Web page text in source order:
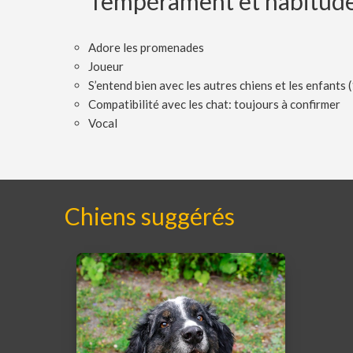
Adore les promenades
Joueur
S’entend bien avec les autres chiens et les enfants
Compatibilité avec les chat: toujours à confirmer
Vocal
Chiens suggérés